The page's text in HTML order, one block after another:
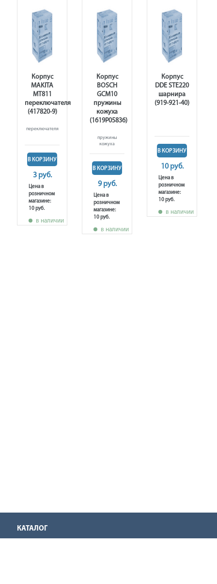
Корпус
MAKITA
MT811
переключателя
(417820-9)
переключателя
В КОРЗИНУ
3 руб.
Цена в
розничном
магазине:
10 руб.
в наличии
Корпус
BOSCH
GCM10
пружины
кожуха
(1619P05836)
пружины
кожуха
В КОРЗИНУ
9 руб.
Цена в
розничном
магазине:
10 руб.
в наличии
Корпус
DDE STE220
шарнира
(919-921-40)
В КОРЗИНУ
10 руб.
Цена в
розничном
магазине:
10 руб.
в наличии
КАТАЛОГ